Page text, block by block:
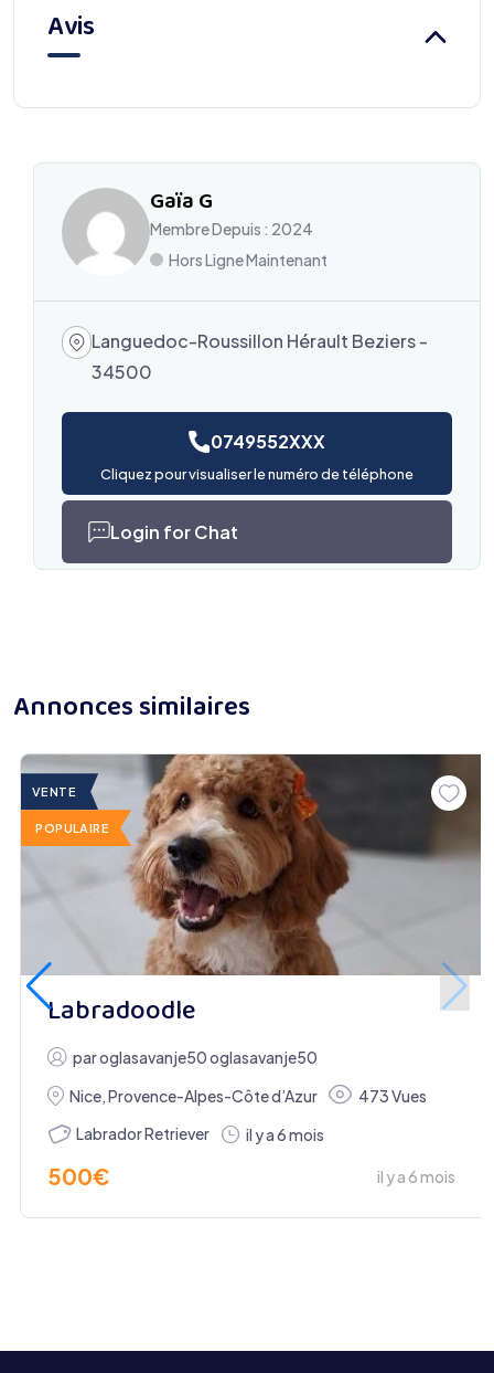
Avis
Gaïa G
Membre Depuis : 2024
Hors Ligne Maintenant
Languedoc-Roussillon Hérault Beziers -
34500
0749552XXX
Cliquez pour visualiser le numéro de téléphone
Login for Chat
Annonces similaires
VENTE
POPULAIRE
Labradoodle
paroglasavanje50 oglasavanje50
Nice,Provence-Alpes-Côte d’Azur
473 Vues
Labrador Retriever
il y a 6 mois
500€ il y a 6 mois